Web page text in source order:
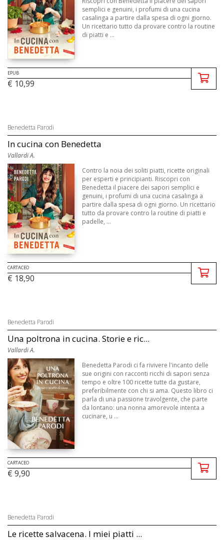
semplici e genuini, i profumi di una cucina
casalinga a partire dalla spesa di ogni giorno.
Un ricettario tutto da provare contro la routine
di piatti e ...
EPUB
€ 10,99
Benedetta Parodi
In cucina con Benedetta
Vallardi A.
Contro la noia dei soliti piatti, ricette originali
per esperti e principianti. Riscopri con
Benedetta il piacere dei sapori semplici e
genuini, i profumi di una cucina casalinga a
partire dalla spesa di ogni giorno. Un ricettario
tutto da provare contro la routine di piatti e
padelle, ...
CARTACEO
€ 18,90
Benedetta Parodi
Una poltrona in cucina. Storie e ric...
Vallardi A.
Benedetta Parodi ci fa rivivere l'incanto delle
sue origini con racconti ricchi di sapori senza
tempo e oltre 100 ricette tutte da gustare,
preferibilmente con chi si ama. Questo libro ci
parla di una passione travolgente, che parte
da lontano: una nonna amorevole intenta a
cucinare, u ...
CARTACEO
€ 9,90
Benedetta Parodi
Le ricette salvacena. I miei piatti ...